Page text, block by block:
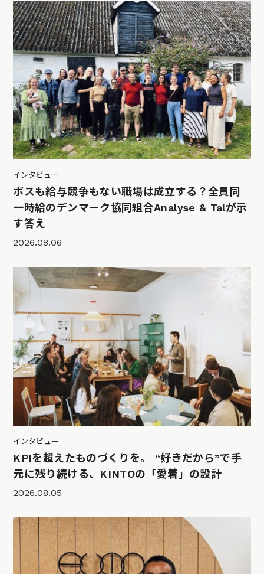
インタビュー
ボスも給与競争もない職場は成立する？全員同
一時給のデンマーク協同組合Analyse & Talが示
す答え
2026.08.06
インタビュー
KPIを超えたものづくりを。 “好きだから”で手
元に残り続ける、KINTOの「愛着」の設計
2026.08.05